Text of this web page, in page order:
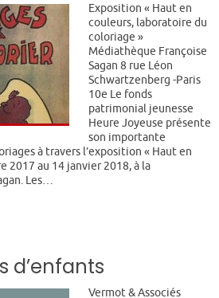
Exposition « Haut en
couleurs, laboratoire du
coloriage »
Médiathèque Françoise
Sagan 8 rue Léon
Schwartzenberg -Paris
10e Le fonds
patrimonial jeunesse
Heure Joyeuse présente
son importante
à travers l’exposition « Haut en
2017 au 14 janvier 2018, à la
Les…
d’enfants
Vermot & Associés